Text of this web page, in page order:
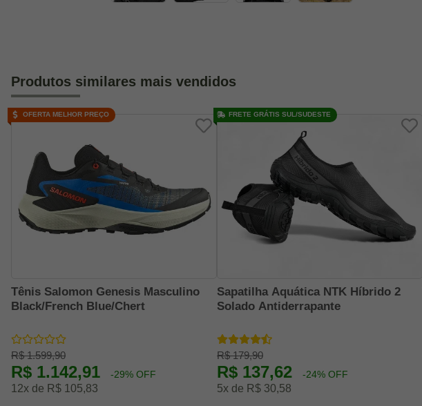
Produtos similares mais vendidos
Tênis Salomon Genesis Masculino
Black/French Blue/Chert
R$ 1.599,90
R$ 1.142,91 -29% OFF
12x de R$ 105,83
OFERTA MELHOR PREÇO
Sapatilha Aquática NTK Híbrido 2
Solado Antiderrapante
R$ 179,90
R$ 137,62 -24% OFF
5x de R$ 30,58
FRETE GRÁTIS SUL/SUDESTE